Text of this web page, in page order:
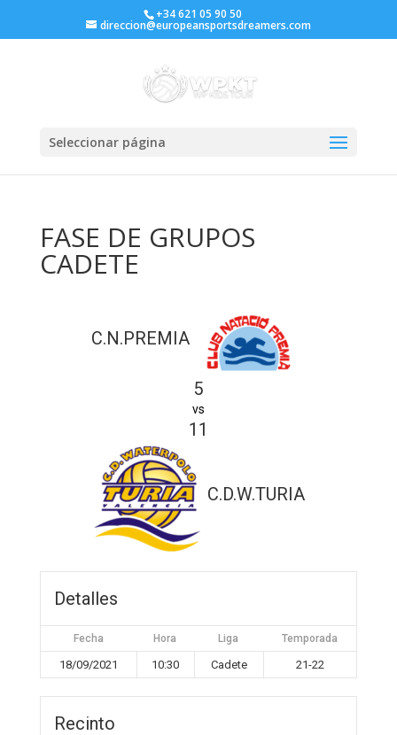
+34 621 05 90 50
direccion@europeansportsdreamers.com
Seleccionar página
FASE DE GRUPOS
CADETE
C.N.PREMIA
5
vs
11
C.D.W.TURIA
Detalles
Fecha Hora Liga Temporada
18/09/2021 10:30 Cadete 21-22
Recinto